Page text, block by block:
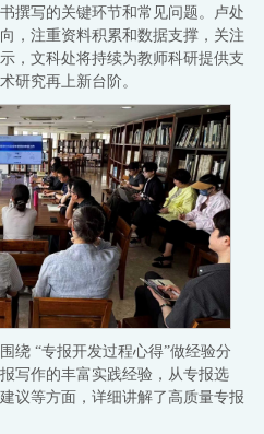
撰写的关键环节和常见问题。卢处
，注重资料积累和数据支撑，关注
，文科处将持续为教师科研提供支
研究再上新台阶。
绕 “专报开发过程心得”做经验分
写作的丰富实践经验，从专报选
议等方面，详细讲解了高质量专报